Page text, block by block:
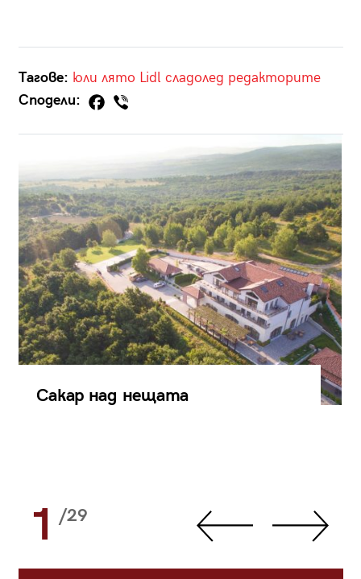
Тагове: юли лято Lidl сладолед редакторите
Сподели:
Сакар над нещата
1 /29